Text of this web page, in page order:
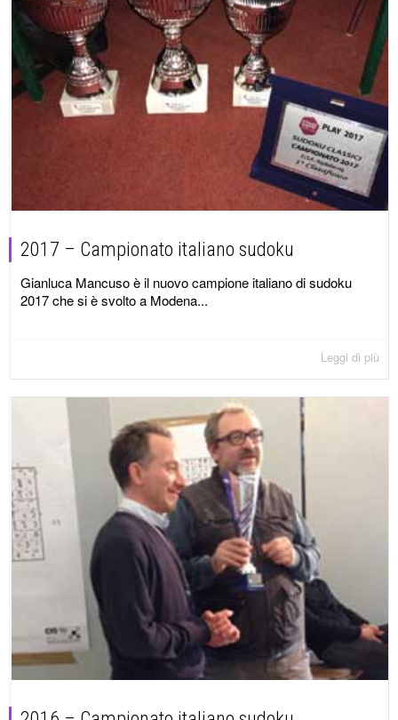
2017 – Campionato italiano sudoku
Gianluca Mancuso è il nuovo campione italiano di sudoku
2017 che si è svolto a Modena...
Leggi di più